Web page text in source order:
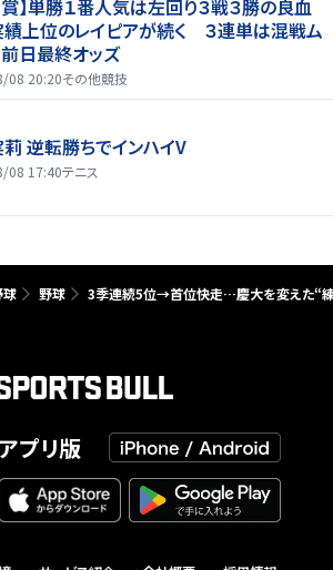
賞】単勝１番人気は左回り３戦３勝の良血
上位のレイピアが続く ３連単は混戦ム
日最終オッズ
08 20:20その他競技
逆転勝ちでインハイV
08 17:40テニス
球 野球 3季連続5位→首位快走…慶大を変えた“練
アプリ版